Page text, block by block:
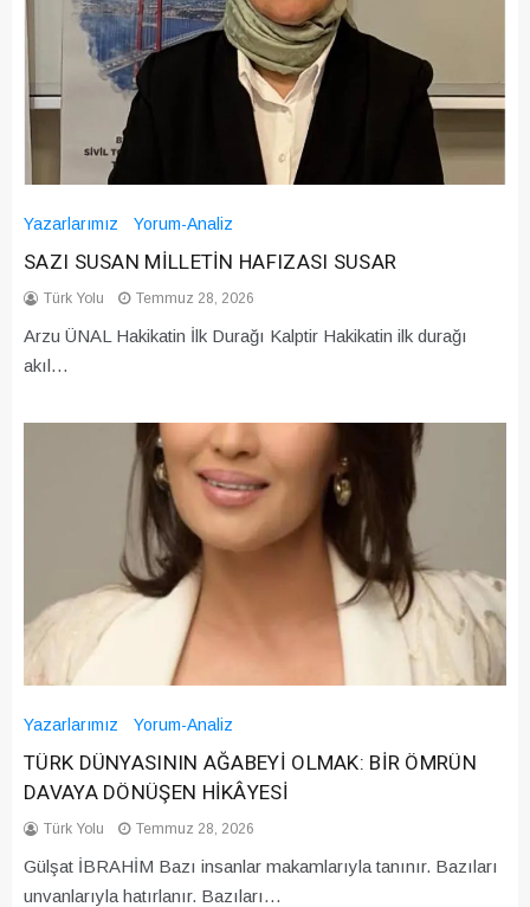
Yazarlarımız Yorum-Analiz
SAZI SUSAN MİLLETİN HAFIZASI SUSAR
Türk Yolu Temmuz 28, 2026
Arzu ÜNAL Hakikatin İlk Durağı Kalptir Hakikatin ilk durağı
akıl…
Yazarlarımız Yorum-Analiz
TÜRK DÜNYASININ AĞABEYİ OLMAK: BİR ÖMRÜN
DAVAYA DÖNÜŞEN HİKÂYESİ
Türk Yolu Temmuz 28, 2026
Gülşat İBRAHİM Bazı insanlar makamlarıyla tanınır. Bazıları
unvanlarıyla hatırlanır. Bazıları…